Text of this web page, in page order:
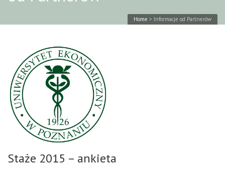
Home > Informacje od Partnerów
Staże 2015 – ankieta